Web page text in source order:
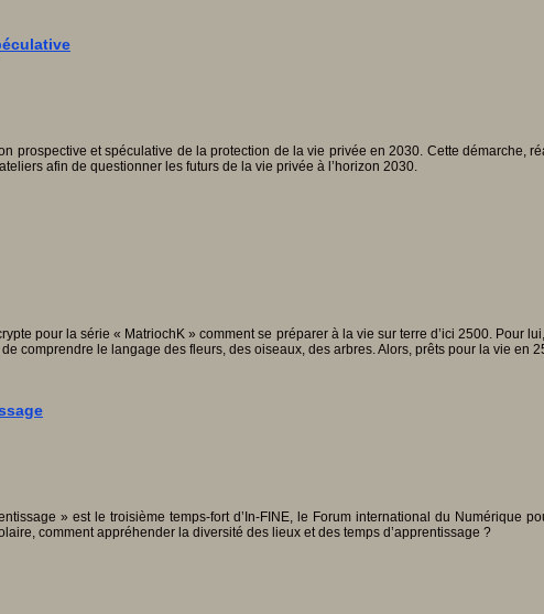
prospective et spéculative de la protection de la vie privée en 2030. Cette démarche,
afin de questionner les futurs de la vie privée à l’horizon 2030.
pour la série « MatriochK » comment se préparer à la vie sur terre d’ici 2500. Pour
comprendre le langage des fleurs, des oiseaux, des arbres. Alors, prêts pour la vie en
» est le troisième temps-fort d’In-FINE, le Forum international du Numérique
comment appréhender la diversité des lieux et des temps d’apprentissage ?